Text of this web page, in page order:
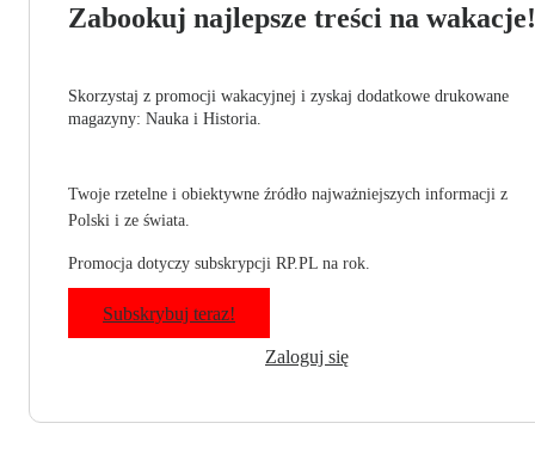
Zabookuj najlepsze treści na wakacje!
Skorzystaj z promocji wakacyjnej i zyskaj dodatkowe drukowane
magazyny: Nauka i Historia.
Twoje rzetelne i obiektywne źródło najważniejszych informacji z
Polski i ze świata.
Promocja dotyczy subskrypcji RP.PL na rok.
Subskrybuj teraz!
Zaloguj się